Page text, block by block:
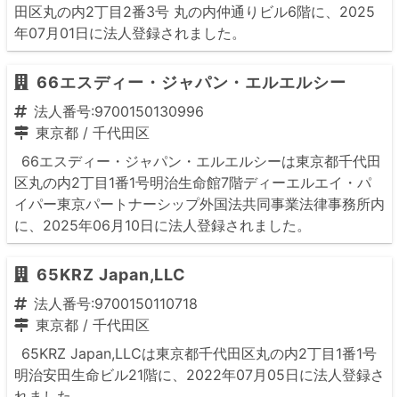
田区丸の内2丁目2番3号 丸の内仲通りビル6階に、2025
年07月01日に法人登録されました。
66エスディー・ジャパン・エルエルシー
法人番号:9700150130996
東京都 / 千代田区
66エスディー・ジャパン・エルエルシーは東京都千代田
区丸の内2丁目1番1号明治生命館7階ディーエルエイ・パ
イパー東京パートナーシップ外国法共同事業法律事務所内
に、2025年06月10日に法人登録されました。
65KRZ Japan,LLC
法人番号:9700150110718
東京都 / 千代田区
65KRZ Japan,LLCは東京都千代田区丸の内2丁目1番1号
明治安田生命ビル21階に、2022年07月05日に法人登録さ